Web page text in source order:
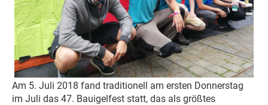
Am 5. Juli 2018 fand traditionell am ersten Donnerstag
im Juli das 47. Bauigelfest statt, das als größtes